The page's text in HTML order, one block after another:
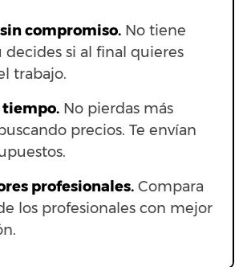
compromiso. No tiene
decides si al final quieres
trabajo.
tiempo. No pierdas más
precios. Te envían
profesionales. Compara
los profesionales con mejor